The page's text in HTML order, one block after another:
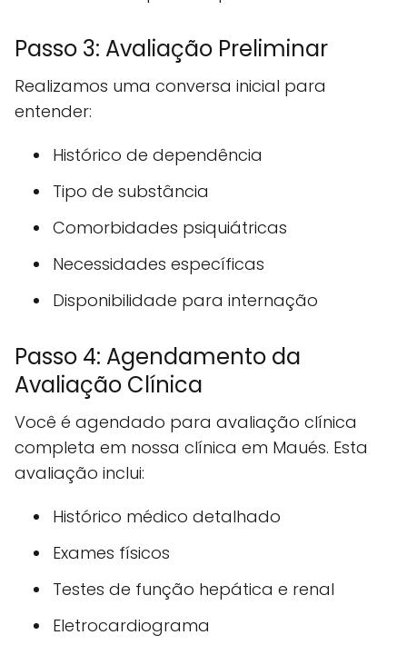
Passo 3: Avaliação Preliminar
Realizamos uma conversa inicial para
entender:
Histórico de dependência
Tipo de substância
Comorbidades psiquiátricas
Necessidades específicas
Disponibilidade para internação
Passo 4: Agendamento da
Avaliação Clínica
Você é agendado para avaliação clínica
completa em nossa clínica em Maués. Esta
avaliação inclui:
Histórico médico detalhado
Exames físicos
Testes de função hepática e renal
Eletrocardiograma